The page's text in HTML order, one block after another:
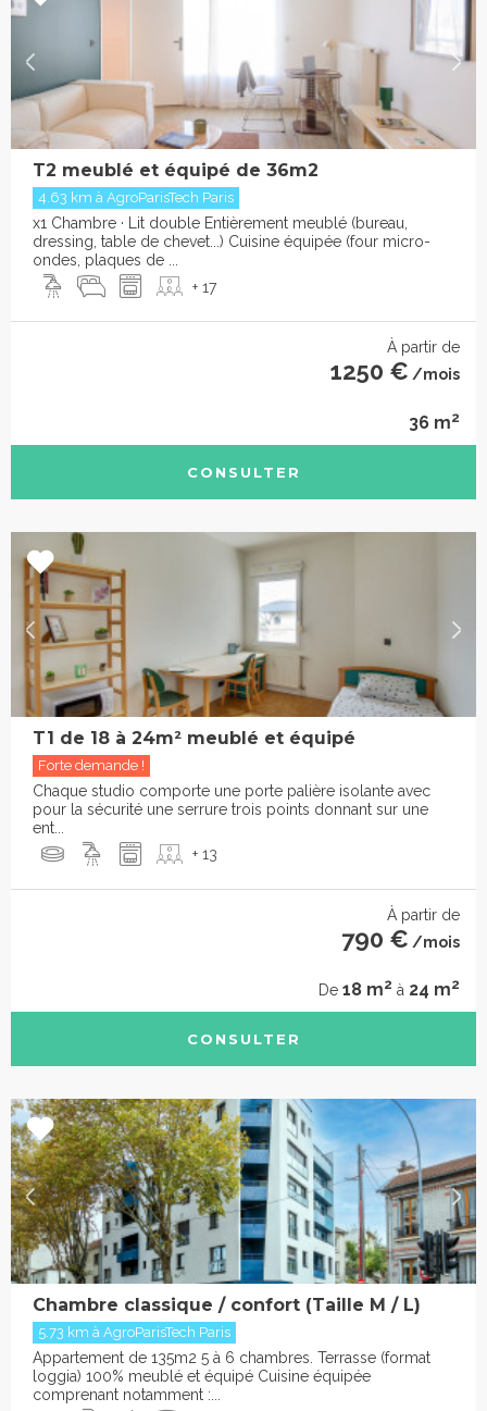
T2 meublé et équipé de 36m2
4.63 km à AgroParisTech Paris
x1 Chambre · Lit double Entièrement meublé (bureau,
dressing, table de chevet...) Cuisine équipée (four micro-
ondes, plaques de ...
+ 17
À partir de
1250 € /mois
36 m2
CONSULTER
T1 de 18 à 24m² meublé et équipé
Forte demande !
Chaque studio comporte une porte palière isolante avec
pour la sécurité une serrure trois points donnant sur une
ent...
+ 13
À partir de
790 € /mois
De 18 m2 à 24 m2
CONSULTER
Chambre classique / confort (Taille M / L)
5.73 km à AgroParisTech Paris
Appartement de 135m2 5 à 6 chambres. Terrasse (format
loggia) 100% meublé et équipé Cuisine équipée
comprenant notamment :...